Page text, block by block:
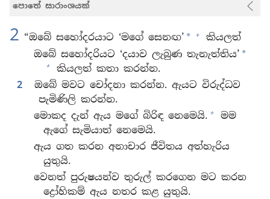
පොතේ සාරාංශයක්
2 “ඔබේ සහෝදරයාට ‘මගේ සෙනඟ’ * +
කියලත්
ඔබේ සහෝදරියට ‘දයාව ලැබුණ තැනැත්තිය’ *
+
කියලත් කතා කරන්න.
2
ඔබේ මවට චෝදනා කරන්න. ඇයට විරුද්ධව
පැමිණිලි කරන්න.
මොකද දැන් ඇය මගේ බිරිඳ නෙමෙයි. +
මම
ඇගේ සැමියාත් නෙමෙයි.
ඇය ගත කරන අනාචාර ජීවිතය අත්හැරිය
යුතුයි.
වෙනත් පුරුෂයන්ව තුරුල් කරගෙන මට කරන
ද්‍රෝහිකම් ඇය නතර කළ යුතුයි.